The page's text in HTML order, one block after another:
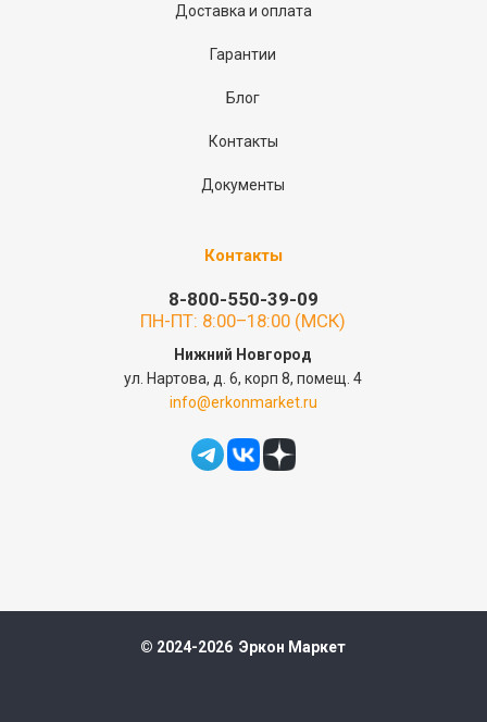
Доставка и оплата
Гарантии
Блог
Контакты
Документы
Контакты
8-800-550-39-09
ПН-ПТ: 8:00–18:00 (МСК)
Нижний Новгород
ул. Нартова, д. 6, корп 8, помещ. 4
info@erkonmarket.ru
© 2024-2026 Эркон Маркет